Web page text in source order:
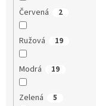
Červená 2
Ružová 19
Modrá 19
Zelená 5